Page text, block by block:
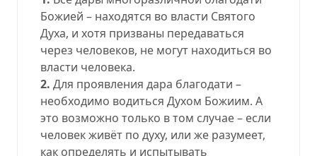
Божией – находятся во власти Святого
Духа, и хотя призваны передаваться
через человеков, не могут находиться во
власти человека.
2. Для проявления дара благодати –
необходимо водиться Духом Божиим. А
это возможно только в том случае – если
человек живёт по духу, или же разумеет,
как определять и испытывать